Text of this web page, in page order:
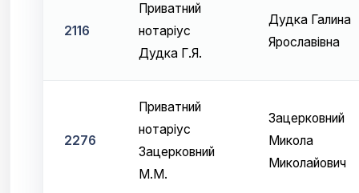
2116
Приватний
нотаріус
Дудка Г.Я.
Дудка Галина
Ярославівна
2276
Приватний
нотаріус
Зацерковний
М.М.
Зацерковний
Микола
Миколайович